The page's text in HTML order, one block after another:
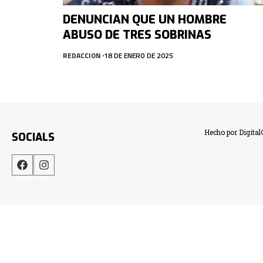
DENUNCIAN QUE UN HOMBRE
ABUSO DE TRES SOBRINAS
REDACCION 18 DE ENERO DE 2025
SOCIALS Hecho por